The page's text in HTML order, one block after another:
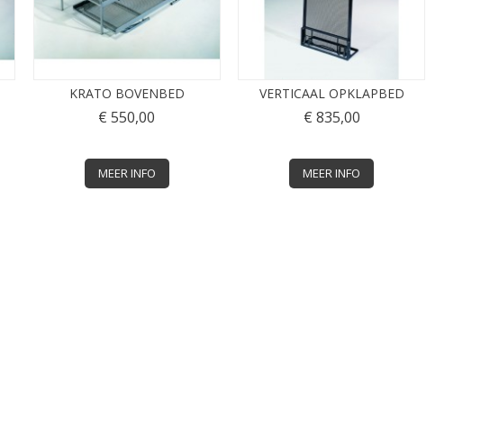
KRATO BOVENBED
€ 550,00
MEER INFO
VERTICAAL OPKLAPBED
€ 835,00
MEER INFO